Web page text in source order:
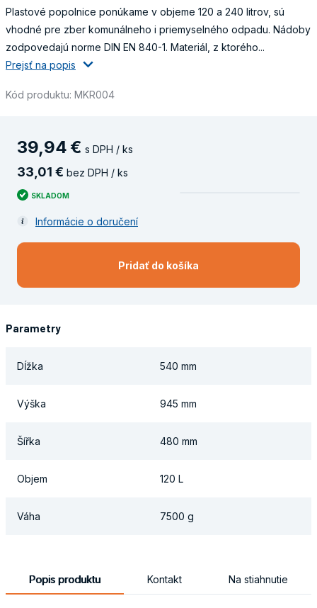
Plastové popolnice ponúkame v objeme 120 a 240 litrov, sú
vhodné pre zber komunálneho i priemyselného odpadu. Nádoby
zodpovedajú norme DIN EN 840-1. Materiál, z ktorého...
Prejsť na popis
Kód produktu: MKR004
39,94 € s DPH / ks
33 01 € bez DPH / ks
SKLADOM
Informácie o doručení
Pridať do košíka
Parametry
Dĺžka 540 mm
Výška 945 mm
Šířka 480 mm
Objem 120 L
Váha 7500 g
Popis produktu Kontakt Na stiahnutie